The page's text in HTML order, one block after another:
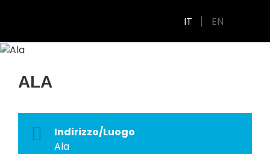
IT EN
ALA
Indirizzo/Luogo
Ala